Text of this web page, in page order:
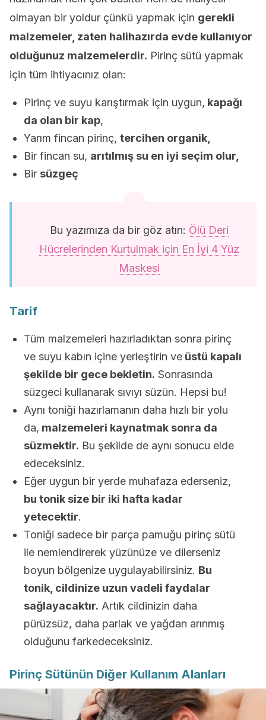
olmayan bir yoldur çünkü yapmak için gerekli
malzemeler, zaten halihazırda evde kullanıyor
olduğunuz malzemelerdir. Pirinç sütü yapmak
için tüm ihtiyacınız olan:
Pirinç ve suyu karıştırmak için uygun, kapağı
da olan bir kap,
Yarım fincan pirinç, tercihen organik,
Bir fincan su, arıtılmış su en iyi seçim olur,
Bir süzgeç
Bu yazımıza da bir göz atın: Ölü Deri
Hücrelerinden Kurtulmak için En İyi 4 Yüz
Maskesi
Tarif
Tüm malzemeleri hazırladıktan sonra pirinç
ve suyu kabın içine yerleştirin ve üstü kapalı
şekilde bir gece bekletin. Sonrasında
süzgeci kullanarak sıvıyı süzün. Hepsi bu!
Aynı toniği hazırlamanın daha hızlı bir yolu
da, malzemeleri kaynatmak sonra da
süzmektir. Bu şekilde de aynı sonucu elde
edeceksiniz.
Eğer uygun bir yerde muhafaza ederseniz,
bu tonik size bir iki hafta kadar
yetecektir.
Toniği sadece bir parça pamuğu pirinç sütü
ile nemlendirerek yüzünüze ve dilerseniz
boyun bölgenize uygulayabilirsiniz. Bu
tonik, cildinize uzun vadeli faydalar
sağlayacaktır. Artık cildinizin daha
pürüzsüz, daha parlak ve yağdan arınmış
olduğunu farkedeceksiniz.
Pirinç Sütünün Diğer Kullanım Alanları